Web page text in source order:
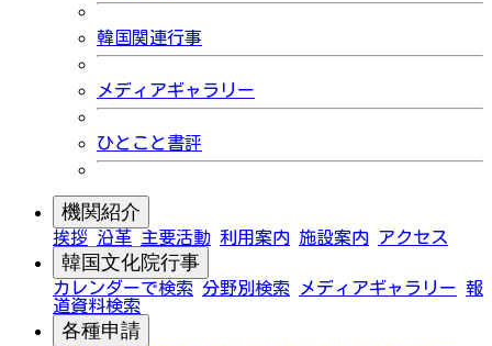
韓国関連行事
メディアギャラリー
ひとこと書評
機関紹介
挨拶 沿革 主要活動 利用案内 施設案内 アクセス
韓国文化院行事
カレンダーで検索 分野別検索 メディアギャラリー 報
道資料検索
各種申請